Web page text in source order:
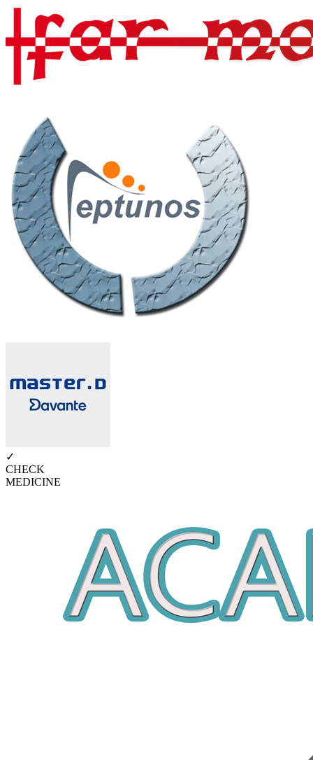
✓
CHECK
MEDICINE